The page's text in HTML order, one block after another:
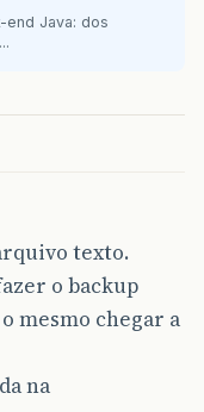
end Java: dos
texto.
o backup
mesmo chegar a
na